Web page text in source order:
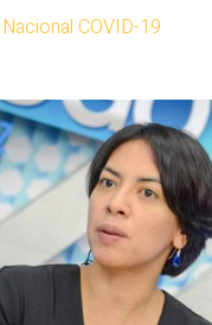
COVID-19